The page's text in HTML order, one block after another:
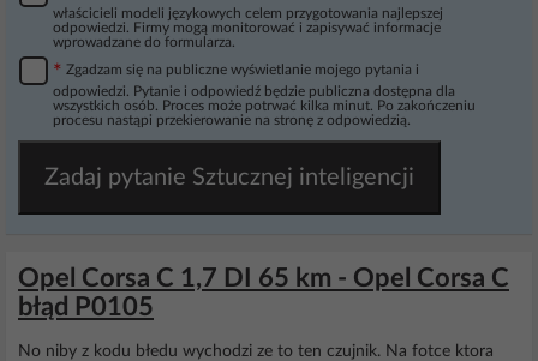
właścicieli modeli językowych celem przygotowania najlepszej
odpowiedzi. Firmy mogą monitorować i zapisywać informacje
wprowadzane do formularza.
* Zgadzam się na publiczne wyświetlanie mojego pytania i
odpowiedzi. Pytanie i odpowiedź będzie publiczna dostępna dla
wszystkich osób. Proces może potrwać kilka minut. Po zakończeniu
procesu nastąpi przekierowanie na stronę z odpowiedzią.
Zadaj pytanie Sztucznej inteligencji
Opel Corsa C 1,7 DI 65 km - Opel Corsa C
błąd P0105
No niby z kodu błedu wychodzi ze to ten czujnik. Na fotce ktora